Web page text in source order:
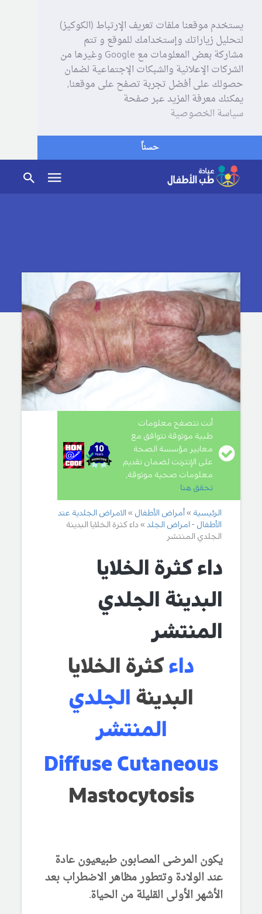
يستخدم موقعنا ملفات تعريف الإرتباط (الكوكيز)
لتحليل زياراتك وإستخدامك للموقع و تتم
مشاركة بعض المعلومات مع Google وغيرها من
الشركات الإعلانية والشبكات الإجتماعية لضمان
حصولك على أفضل تجربة تصفح على موقعنا,
يمكنك معرفة المزيد عبر صفحة
سياسة الخصوصية
حسناً
أنت تتصفح معلومات
طبية موثوقة تتوافق مع
معايير مؤسسة الصحة
على الإنترنت لضمان تقديم
معلومات صحية موثوقة,
تحقق هنا.
الرئيسية أمراض الأطفال
الامراض الجلدية عند
الأطفال - امراض الجلد
داء كثرة الخلايا البدينة
الجلدي المنتشر
داء كثرة الخلايا
البدينة الجلدي
المنتشر
داء كثرة الخلايا
البدينة الجلدي
المنتشر
Diffuse Cutaneous
Mastocytosis
يكون المرضى المصابون طبيعيون عادة
عند الولادة وتتطور مظاهر الاضطراب بعد
الأشهر الأولى القليلة من الحياة.